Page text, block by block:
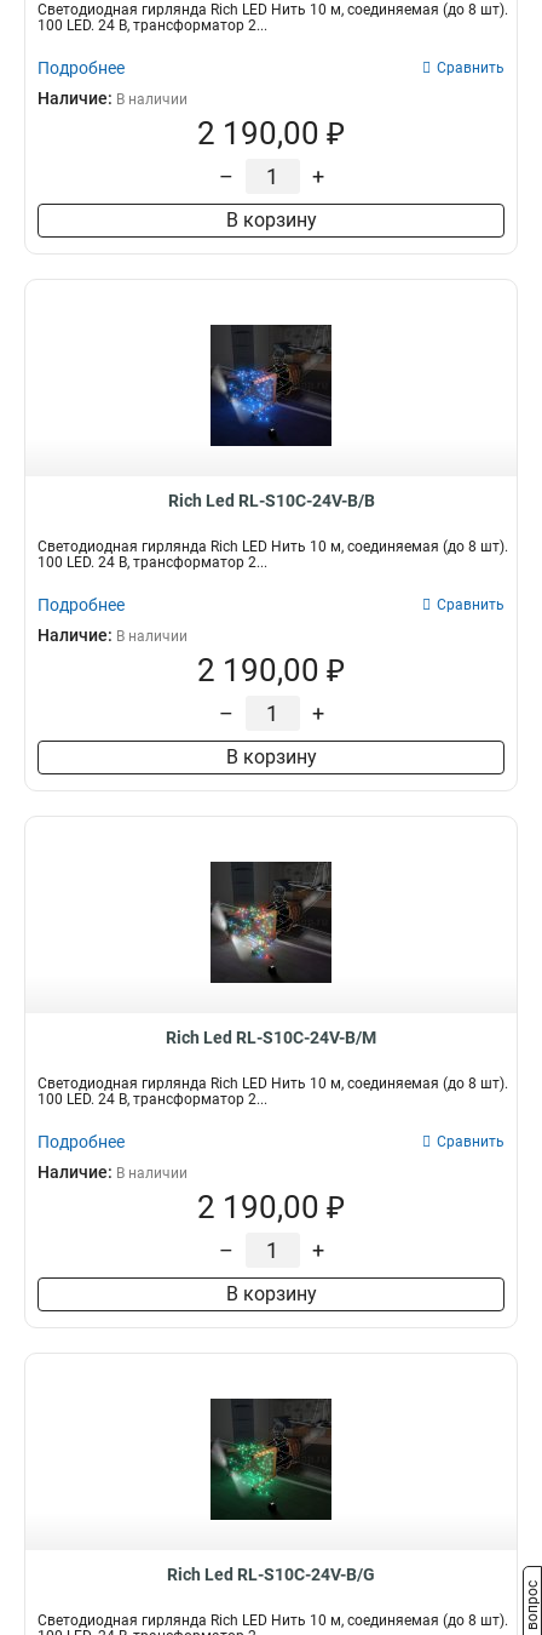
Светодиодная гирлянда Rich LED Нить 10 м, соединяемая (до 8 шт).
100 LED. 24 B, трансформатор 2...
Подробнее Сравнить
Наличие: В наличии
2 190,00 ₽
– +
В корзину
Rich Led RL-S10C-24V-B/B
Светодиодная гирлянда Rich LED Нить 10 м, соединяемая (до 8 шт).
100 LED. 24 B, трансформатор 2...
Подробнее Сравнить
Наличие: В наличии
2 190,00 ₽
– +
В корзину
Rich Led RL-S10C-24V-B/M
Светодиодная гирлянда Rich LED Нить 10 м, соединяемая (до 8 шт).
100 LED. 24 B, трансформатор 2...
Подробнее Сравнить
Наличие: В наличии
2 190,00 ₽
– +
В корзину
Rich Led RL-S10C-24V-B/G
Светодиодная гирлянда Rich LED Нить 10 м, соединяемая (до 8 шт).